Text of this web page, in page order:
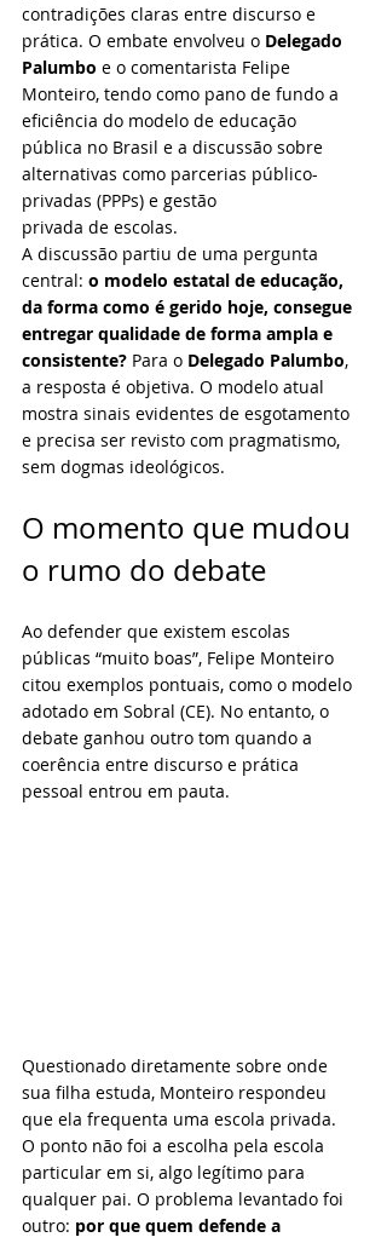
contradições claras entre discurso e
prática. O embate envolveu o Delegado
Palumbo e o comentarista Felipe
Monteiro, tendo como pano de fundo a
eficiência do modelo de educação
pública no Brasil e a discussão sobre
alternativas como parcerias público-
privadas (PPPs) e gestão
privada de escolas.
A discussão partiu de uma pergunta
central: o modelo estatal de educação,
da forma como é gerido hoje, consegue
entregar qualidade de forma ampla e
consistente? Para o Delegado Palumbo,
a resposta é objetiva. O modelo atual
mostra sinais evidentes de esgotamento
e precisa ser revisto com pragmatismo,
sem dogmas ideológicos.
O momento que mudou
o rumo do debate
Ao defender que existem escolas
públicas “muito boas”, Felipe Monteiro
citou exemplos pontuais, como o modelo
adotado em Sobral (CE). No entanto, o
debate ganhou outro tom quando a
coerência entre discurso e prática
pessoal entrou em pauta.
Questionado diretamente sobre onde
sua filha estuda, Monteiro respondeu
que ela frequenta uma escola privada.
O ponto não foi a escolha pela escola
particular em si, algo legítimo para
qualquer pai. O problema levantado foi
outro: por que quem defende a